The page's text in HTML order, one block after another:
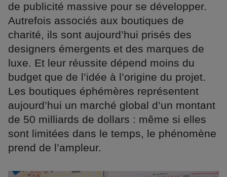
de publicité massive pour se développer.
Autrefois associés aux boutiques de
charité, ils sont aujourd’hui prisés des
designers émergents et des marques de
luxe. Et leur réussite dépend moins du
budget que de l’idée à l’origine du projet.
Les boutiques éphémères représentent
aujourd’hui un marché global d’un montant
de 50 milliards de dollars : même si elles
sont limitées dans le temps, le phénomène
prend de l’ampleur.